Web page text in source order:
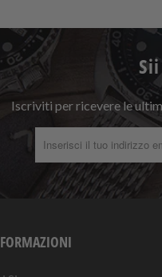
Iscriviti per ricevere le